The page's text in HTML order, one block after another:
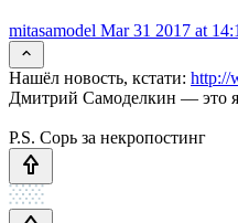
mitasamodel Mar 31 2017 at
Нашёл новость, кстати: http://
Дмитрий Самоделкин — это
P.S. Сорь за некропостинг